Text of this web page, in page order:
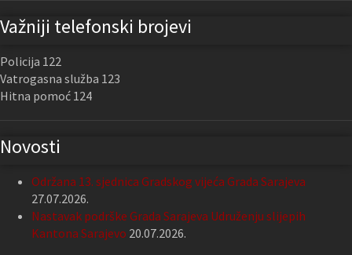
Važniji telefonski brojevi
Policija 122
Vatrogasna služba 123
Hitna pomoć 124
Novosti
Održana 13. sjednica Gradskog vijeća Grada Sarajeva
27.07.2026.
Nastavak podrške Grada Sarajeva Udruženju slijepih
Kantona Sarajevo 20.07.2026.